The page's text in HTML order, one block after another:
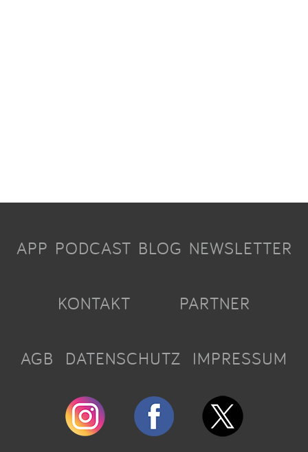
APP PODCAST BLOG NEWSLETTER
KONTAKT PARTNER
AGB DATENSCHUTZ IMPRESSUM